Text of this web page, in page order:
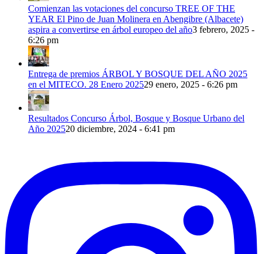
Comienzan las votaciones del concurso TREE OF THE
YEAR El Pino de Juan Molinera en Abengibre (Albacete)
aspira a convertirse en árbol europeo del año3 febrero, 2025 -
6:26 pm
Entrega de premios ÁRBOL Y BOSQUE DEL AÑO 2025
en el MITECO. 28 Enero 202529 enero, 2025 - 6:26 pm
Resultados Concurso Árbol, Bosque y Bosque Urbano del
Año 202520 diciembre, 2024 - 6:41 pm